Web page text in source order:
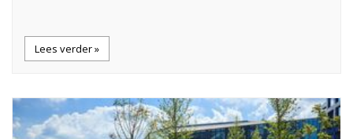
Lees verder »